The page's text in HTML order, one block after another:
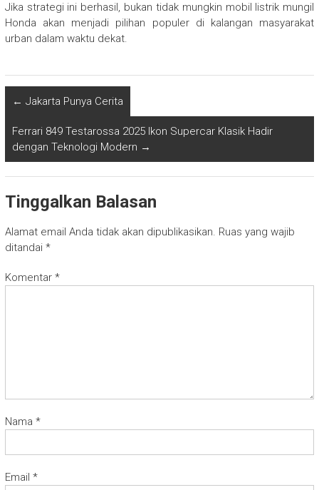
Jika strategi ini berhasil, bukan tidak mungkin mobil listrik mungil
Honda akan menjadi pilihan populer di kalangan masyarakat
urban dalam waktu dekat.
← Jakarta Punya Cerita
Ferrari 849 Testarossa 2025 Ikon Supercar Klasik Hadir
dengan Teknologi Modern →
Tinggalkan Balasan
Alamat email Anda tidak akan dipublikasikan. Ruas yang wajib
ditandai *
Komentar *
Nama *
Email *